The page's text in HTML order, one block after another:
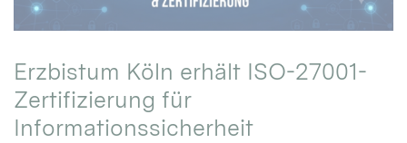
Erzbistum Köln erhält ISO-27001-
Zertifizierung für
Informationssicherheit